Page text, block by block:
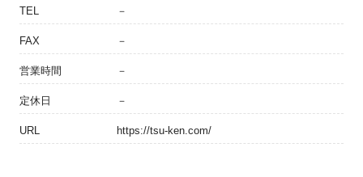
TEL －
FAX －
営業時間 －
定休日 －
URL https://tsu-ken.com/